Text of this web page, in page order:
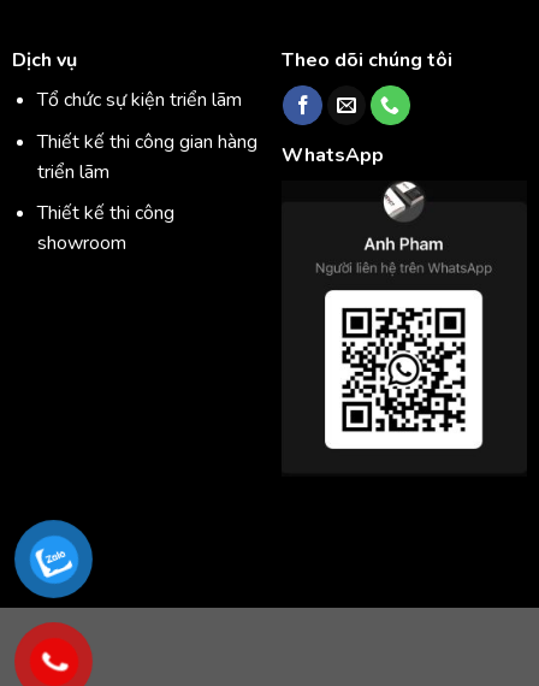
Dịch vụ
Tổ chức sự kiện triển lãm
Thiết kế thi công gian hàng
triển lãm
Thiết kế thi công
showroom
Theo dõi chúng tôi
WhatsApp